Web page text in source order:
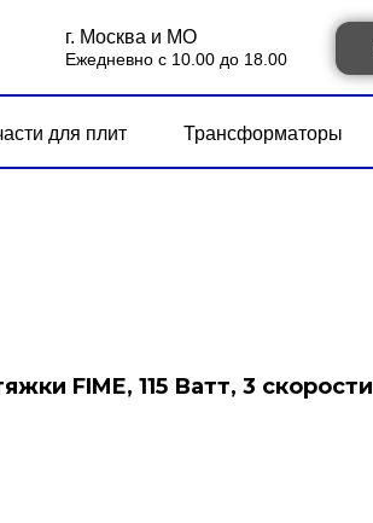
г. Москва и МО
Ежедневно с 10.00 до 18.00
для плит Трансформаторы
FIME, 115 Ватт, 3 скорости